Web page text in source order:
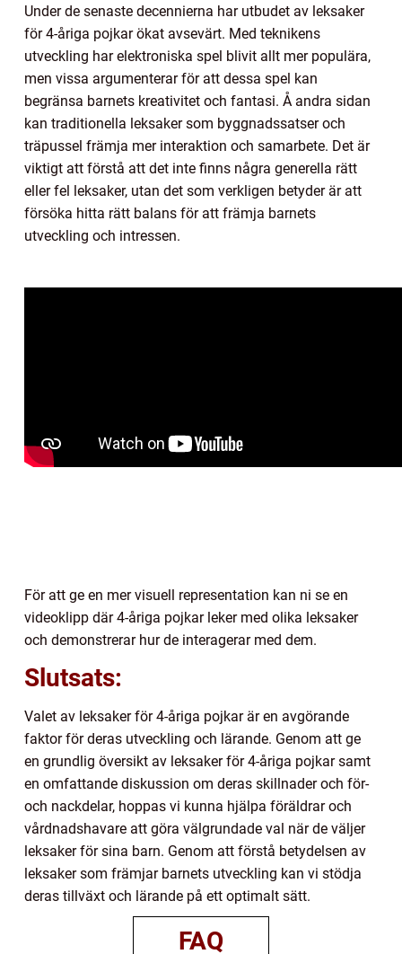
Under de senaste decennierna har utbudet av leksaker
för 4-åriga pojkar ökat avsevärt. Med teknikens
utveckling har elektroniska spel blivit allt mer populära,
men vissa argumenterar för att dessa spel kan
begränsa barnets kreativitet och fantasi. Å andra sidan
kan traditionella leksaker som byggnadssatser och
träpussel främja mer interaktion och samarbete. Det är
viktigt att förstå att det inte finns några generella rätt
eller fel leksaker, utan det som verkligen betyder är att
försöka hitta rätt balans för att främja barnets
utveckling och intressen.
För att ge en mer visuell representation kan ni se en
videoklipp där 4-åriga pojkar leker med olika leksaker
och demonstrerar hur de interagerar med dem.
Slutsats:
Valet av leksaker för 4-åriga pojkar är en avgörande
faktor för deras utveckling och lärande. Genom att ge
en grundlig översikt av leksaker för 4-åriga pojkar samt
en omfattande diskussion om deras skillnader och för-
och nackdelar, hoppas vi kunna hjälpa föräldrar och
vårdnadshavare att göra välgrundade val när de väljer
leksaker för sina barn. Genom att förstå betydelsen av
leksaker som främjar barnets utveckling kan vi stödja
deras tillväxt och lärande på ett optimalt sätt.
FAQ